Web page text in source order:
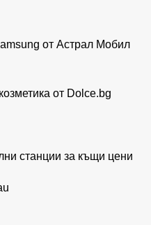
от Астрал Мобил
от Dolce.bg
станции за къщи цени